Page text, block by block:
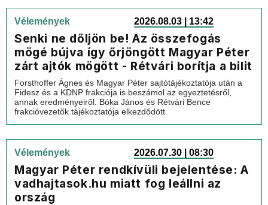
Vélemények 2026.08.03 | 13:42
Senki ne dőljön be! Az összefogás
mögé bújva így őrjöngött Magyar Péter
zárt ajtók mögött - Rétvári borítja a bilit
Forsthoffer Ágnes és Magyar Péter sajtótájékoztatója után a
Fidesz és a KDNP frakciója is beszámol az egyeztetésről,
annak eredményeiről. Bóka János és Rétvári Bence
frakcióvezetők tájékoztatója elkezdődött.
Vélemények 2026.07.30 | 08:30
Magyar Péter rendkívüli bejelentése: A
vadhajtasok.hu miatt fog leállni az
ország